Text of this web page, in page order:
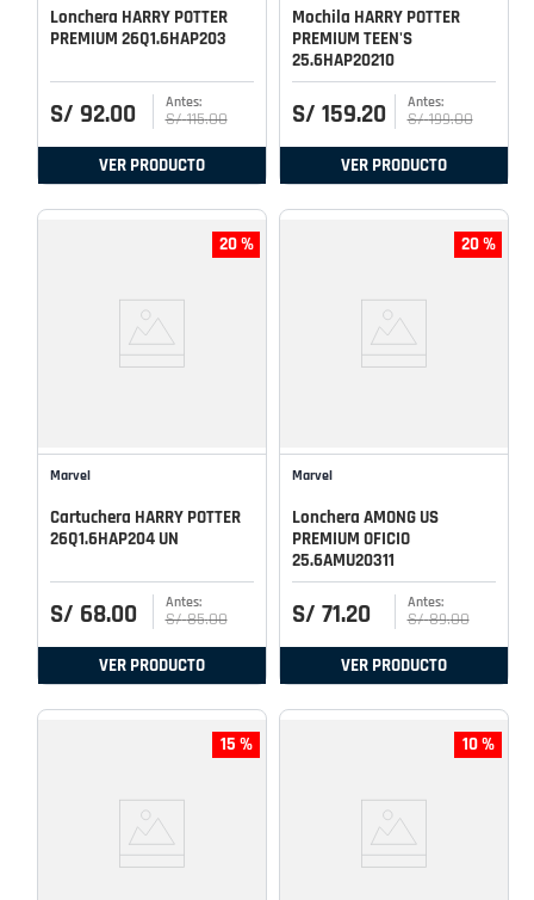
Lonchera HARRY POTTER
PREMIUM 26Q1.6HAP203
S/ 92.00 S/ 115.00
VER PRODUCTO
Mochila HARRY POTTER
PREMIUM TEEN'S
25.6HAP20210
S/ 159.20 S/ 199.00
VER PRODUCTO
20 %
Marvel
Cartuchera HARRY POTTER
26Q1.6HAP204 UN
S/ 68.00 S/ 85.00
VER PRODUCTO
20 %
Marvel
Lonchera AMONG US
PREMIUM OFICIO
25.6AMU20311
S/ 71.20 S/ 89.00
VER PRODUCTO
15 % 10 %